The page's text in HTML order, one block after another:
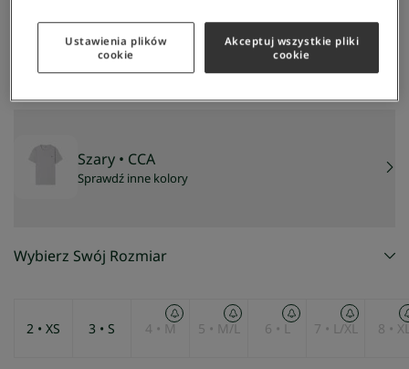
Męski t-shirt z okrągłym dekoltem
Szary • CCA
Sprawdź inne kolory
Wybierz Swój Rozmiar
2 • XS 3 • S 4 • M 5 • M/L 6 • L 7 • L/XL 8 •
Ustawienia plików
cookie
Akceptuj wszystkie pliki
cookie